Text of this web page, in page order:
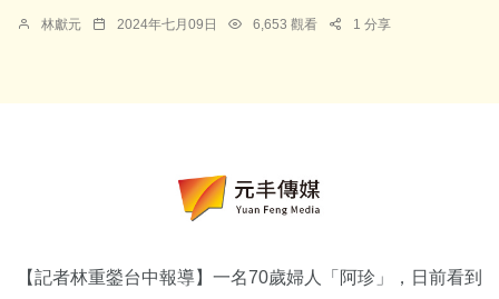
林獻元 2024年七月09日 6,653 觀看 1 分享
【記者林重鎣台中報導】一名70歲婦人「阿珍」，日前看到